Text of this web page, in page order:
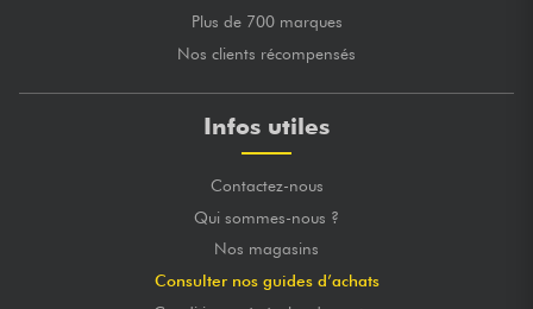
Plus de 700 marques
Nos clients récompensés
Infos utiles
Contactez-nous
Qui sommes-nous ?
Nos magasins
Consulter nos guides d’achats